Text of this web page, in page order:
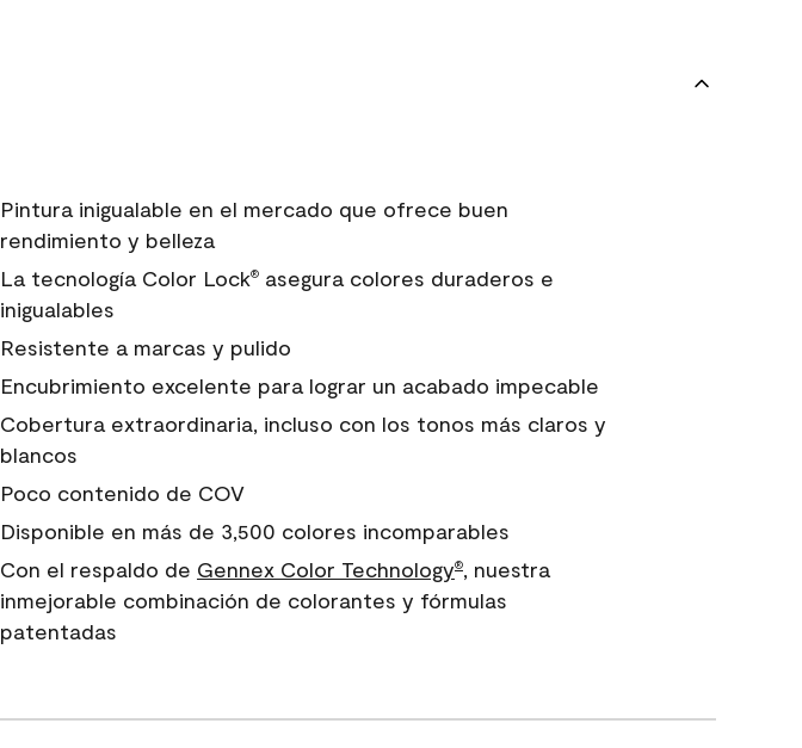
Pintura inigualable en el mercado que ofrece buen
rendimiento y belleza
La tecnología Color Lock®asegura colores duraderos e
inigualables
Resistente a marcas y pulido
Encubrimiento excelente para lograr un acabado impecable
Cobertura extraordinaria, incluso con los tonos más claros y
blancos
Poco contenido de COV
Disponible en más de 3,500 colores incomparables
Con el respaldo de Gennex Color Technology®, nuestra
inmejorable combinación de colorantes y fórmulas
patentadas